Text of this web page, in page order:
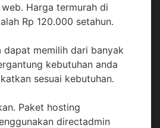
Harga termurah di
Rp 120.000 setahun.
dapat memilih dari banyak
kebutuhan anda
sesuai kebutuhan.
Paket hosting
directadmin